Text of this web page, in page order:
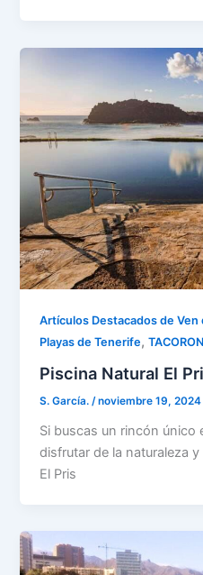
Artículos Destacados de Ven
Playas de Tenerife,
Piscina Natural El
S. García./noviembre 19, 2024
Si buscas un rincón único
disfrutar de la naturaleza
El Pris